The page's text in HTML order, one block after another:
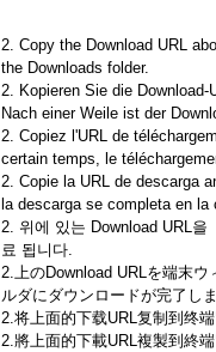
2. Copy the Download URL
the Downloads folder.
2. Kopieren Sie die
Nach einer Weile ist der
2. Copiez l'URL de
certain temps, le
2. Copie la URL de descarga
la descarga se completa en la
2. 위에 있는 Download URL
료 됩니다.
2.上のDownload URLを端末
ルダにダウンロードが完了しま
2.将上面的下载URL复制到终
2.將上面的下載URL複製到終